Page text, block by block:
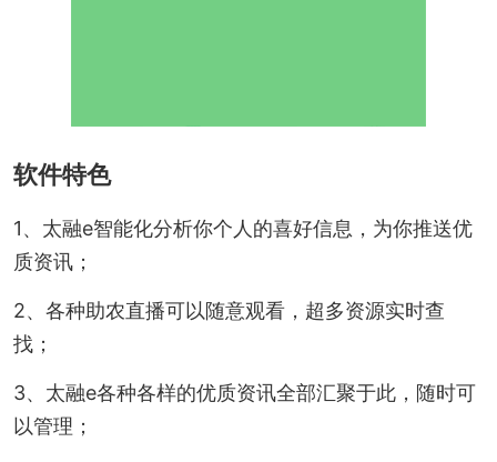
软件特色
1、太融e智能化分析你个人的喜好信息，为你推送优
质资讯；
2、各种助农直播可以随意观看，超多资源实时查
找；
3、太融e各种各样的优质资讯全部汇聚于此，随时可
以管理；